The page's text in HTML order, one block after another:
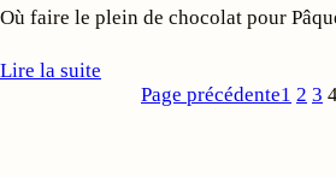
Où faire le plein de chocolat pour
Lire la suite
Page précédente1 2 3